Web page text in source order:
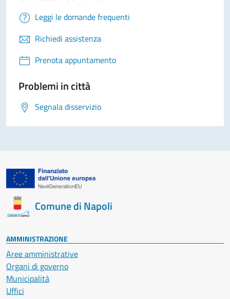
Leggi le domande frequenti
Richiedi assistenza
Prenota appuntamento
Problemi in città
Segnala disservizio
Comune di Napoli
AMMINISTRAZIONE
Aree amministrative
Organi di governo
Municipalità
Uffici